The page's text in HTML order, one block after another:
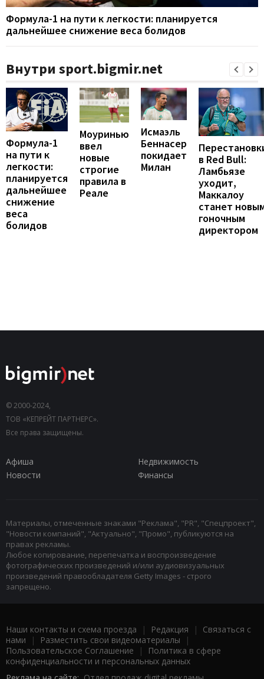
Формула-1 на пути к легкости: планируется
дальнейшее снижение веса болидов
Внутри sport.bigmir.net
Формула-1
на пути к
легкости:
планируется
дальнейшее
снижение
веса
болидов
Моуринью
ввел
новые
строгие
правила в
Реале
Исмаэль
Беннасер
покидает
Милан
в Red Bull:
Ламбьязе
уходит,
Маккалоу
станет
гоночным
директором
© 2000-2024,
ТОВ «КЕПРЕЙТ ПАРТНЕРС».
Все права защищены.
Афиша
Недвижимость
Новости
Финансы
Материалы, отмеченные знаками "Реклама", "PR", "Спецпроект",
"Новости компаний", "Актуально", "Промо", публикуются на
правах рекламы.
Любое копирование, перепечатка и воспроизведение
фотографических произведений и/или аудиовизуальных
произведений правообладателя Getty Images - строго
запрещено.
Наши контакты и схема проезда | Редакция | Связаться с
нами | Разместить свои видеоматериалы |
Пользовательское Соглашение |
Политика в сфере
конфиденциальности и персональных данных